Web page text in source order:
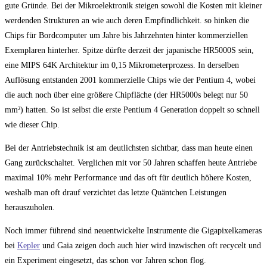
gute Gründe. Bei der Mikroelektronik steigen sowohl die Kosten mit kleiner
werdenden Strukturen an wie auch deren Empfindlichkeit. so hinken die
Chips für Bordcomputer um Jahre bis Jahrzehnten hinter kommerziellen
Exemplaren hinterher. Spitze dürfte derzeit der japanische HR5000S sein,
eine MIPS 64K Architektur im 0,15 Mikrometerprozess. In derselben
Auflösung entstanden 2001 kommerzielle Chips wie der Pentium 4, wobei
die auch noch über eine größere Chipfläche (der HR5000s belegt nur 50
mm²) hatten. So ist selbst die erste Pentium 4 Generation doppelt so schnell
wie dieser Chip.
Bei der Antriebstechnik ist am deutlichsten sichtbar, dass man heute einen
Gang zurückschaltet. Verglichen mit vor 50 Jahren schaffen heute Antriebe
maximal 10% mehr Performance und das oft für deutlich höhere Kosten,
weshalb man oft drauf verzichtet das letzte Quäntchen Leistungen
herauszuholen.
Noch immer führend sind neuentwickelte Instrumente die Gigapixelkameras
bei Kepler und Gaia zeigen doch auch hier wird inzwischen oft recycelt und
ein Experiment eingesetzt, das schon vor Jahren schon flog.